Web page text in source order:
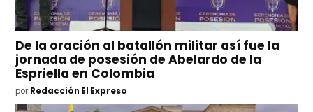
De la oración al batallón militar así fue la
jornada de posesión de Abelardo de la
Espriella en Colombia
por Redacción El Expreso